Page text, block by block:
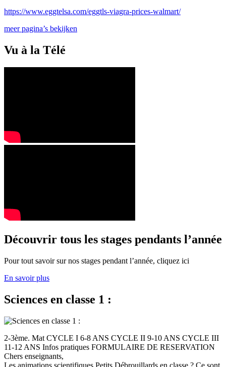
https://www.eggtelsa.com/eggtls-viagra-prices-walmart/
meer pagina’s bekijken
Vu à la Télé
Découvrir tous les stages pendants l’année
Pour tout savoir sur nos stages pendant l’année, cliquez ici
En savoir plus
Sciences en classe 1 :
2-3ème. Mat CYCLE I 6-8 ANS CYCLE II 9-10 ANS CYCLE III
11-12 ANS Infos pratiques FORMULAIRE DE RESERVATION
Chers enseignants,
Les animations scientifiques Petits Débrouillards en classe ? Ce sont